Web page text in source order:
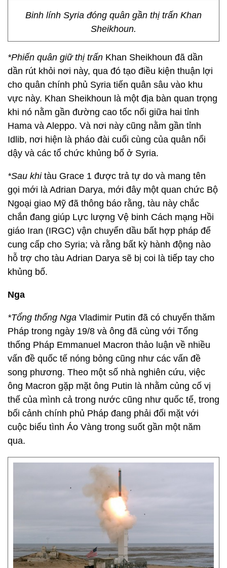
Binh lính Syria đóng quân gần thị trấn Khan
Sheikhoun.
*Phiến quân giữ thị trấn Khan Sheikhoun đã dần
dần rút khỏi nơi này, qua đó tạo điều kiện thuận lợi
cho quân chính phủ Syria tiến quân sâu vào khu
vực này. Khan Sheikhoun là một địa bàn quan trọng
khi nó nằm gần đường cao tốc nối giữa hai tỉnh
Hama và Aleppo. Và nơi này cũng nằm gần tỉnh
Idlib, nơi hiện là pháo đài cuối cùng của quân nổi
dậy và các tổ chức khủng bố ở Syria.
*Sau khitàu Grace 1 được trả tự do và mang tên
gọi mới là Adrian Darya, mới đây một quan chức Bộ
Ngoại giao Mỹ đã thông báo rằng, tàu này chắc
chắn đang giúp Lực lượng Vệ binh Cách mạng Hồi
giáo Iran (IRGC) vận chuyển dầu bất hợp pháp để
cung cấp cho Syria; và rằng bất kỳ hành động nào
hỗ trợ cho tàu Adrian Darya sẽ bị coi là tiếp tay cho
khủng bố.
Nga
*Tổng thống Nga Vladimir Putin đã có chuyến thăm
Pháp trong ngày 19/8 và ông đã cùng với Tổng
thống Pháp Emmanuel Macron thảo luận về nhiều
vấn đề quốc tế nóng bỏng cũng như các vấn đề
song phương. Theo một số nhà nghiên cứu, việc
ông Macron gặp mặt ông Putin là nhằm củng cố vị
thế của mình cả trong nước cũng như quốc tế, trong
bối cảnh chính phủ Pháp đang phải đối mặt với
cuộc biểu tình Áo Vàng trong suốt gần một năm
qua.